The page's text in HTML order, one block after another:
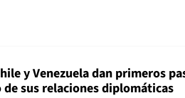
y Venezuela dan primeros
sus relaciones diplomáticas